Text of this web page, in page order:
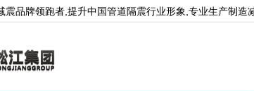
震品牌领跑者,提升中国管道隔震行业形象,专业生产制造